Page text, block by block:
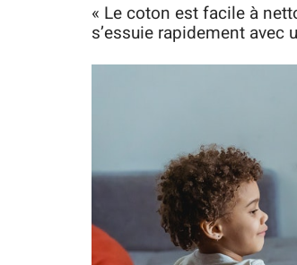
« Le coton est facile à
s’essuie rapidement avec